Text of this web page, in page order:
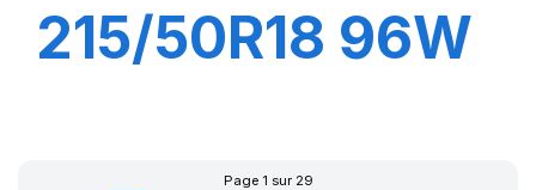
215/50R18 96W
Page 1 sur 29